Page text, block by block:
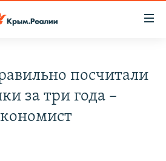
11 ИСТОРИЙ СОПРОТИВЛЕНИЯ
посчитали
за три года –